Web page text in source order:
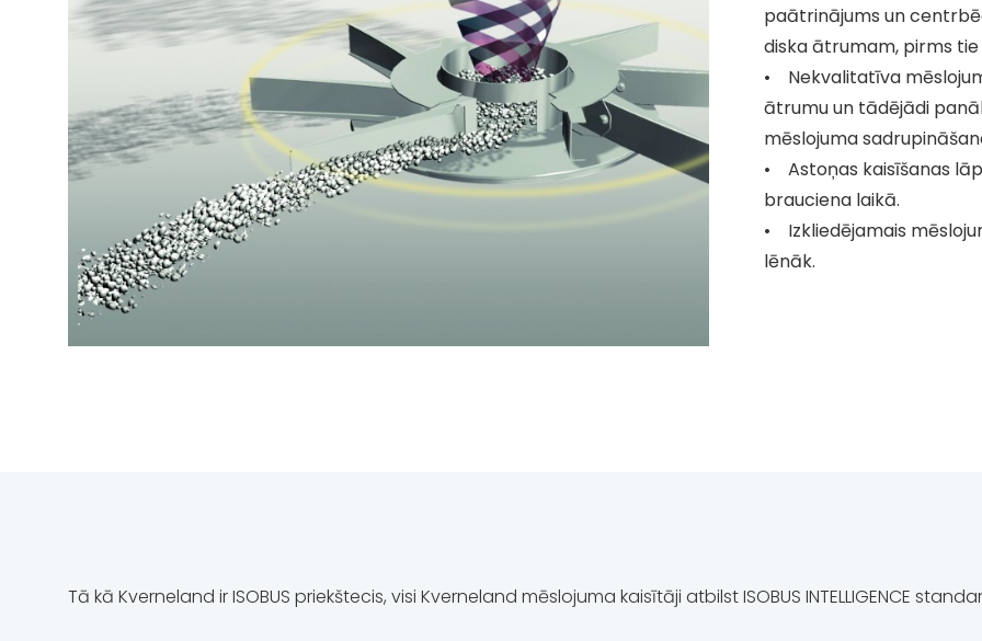
paātrinājums un
diska ātrumam, pirms tie
• Nekvalitatīva
ātrumu un tādējādi
mēslojuma
• Astoņas kaisīšanas
brauciena laikā.
• Izkliedējamais
lēnāk.
Tā kā Kverneland ir ISOBUS priekštecis, visi Kverneland mēslojuma kaisītāji atbilst ISOBUS INTELLIGENCE